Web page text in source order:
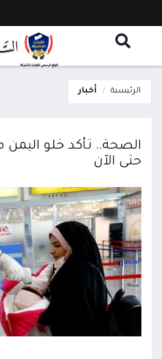
الرئيسية أخبار
الصحة.. تأكد خلو اليمن
حتى الآن